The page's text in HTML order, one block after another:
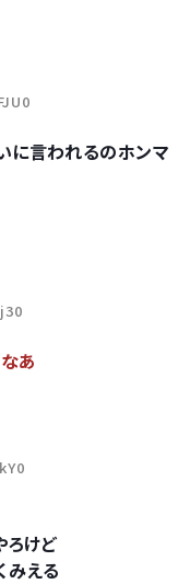
に言われるのホンマ
あ
ろけど
みえる